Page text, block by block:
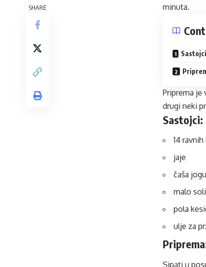
SHARE
minuta.
Priprema je
drugi neki
Sastojci:
14 ravnih
jaje
čaša
malo soli
pola
ulje za
Sipati u